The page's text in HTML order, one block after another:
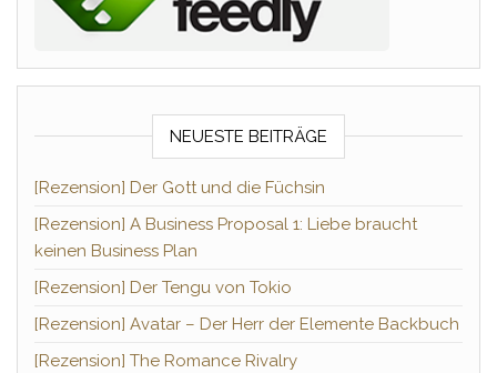
NEUESTE BEITRÄGE
[Rezension] Der Gott und die Füchsin
[Rezension] A Business Proposal 1: Liebe braucht
keinen Business Plan
[Rezension] Der Tengu von Tokio
[Rezension] Avatar – Der Herr der Elemente Backbuch
[Rezension] The Romance Rivalry